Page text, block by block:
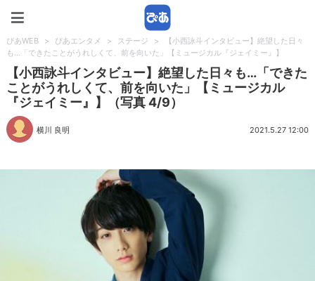
ぴあWEB > ぴあエンタメ > ステージ >
【小西詠斗インタビュー】絶望した日々
も…「できたことがうれしくて、前を向いた」【ミュージカル『ジェイミー』】
【小西詠斗インタビュー】絶望した日々も…「できた
ことがうれしくて、前を向いた」【ミュージカル
『ジェイミー』】（写真 4/9）
横川 良明 2021.5.27 12:00